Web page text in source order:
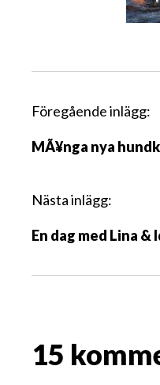
I
l
g
s
a
g
a
Föregående inlägg:
MÃ¥nga nya
Nästa inlägg:
En dag med Lina &
15